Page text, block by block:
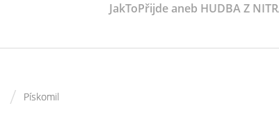
JakToPřijde aneb HUDBA Z
/ Pískomil